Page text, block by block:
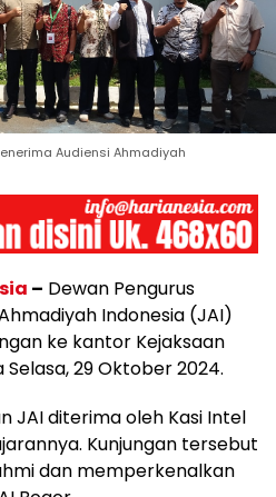
Audiensi Ahmadiyah
– Dewan Pengurus
Indonesia (JAI)
ke kantor Kejaksaan
29 Oktober 2024.
JAI diterima oleh Kasi Intel
Kunjungan tersebut
dan memperkenalkan